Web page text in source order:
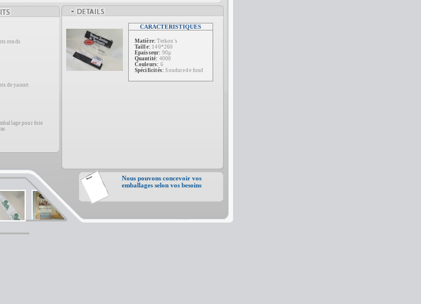
ronds
de yaourt
pour foie
pour
pour lapins
pour
CARACTERISTIQUES
Matière:Terkon's
Taille: 140*260
Epaisseur: 90µ
Quantité: 4000
Couleurs: 6
Spécificités:Soudure de fond
Nous pouvons concevoir vos
emballages selon vos besoins